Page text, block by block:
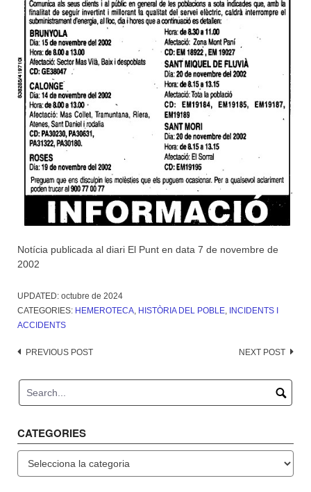
Notícia publicada al diari El Punt en data 7 de novembre de
2002
UPDATED: octubre de 2024
CATEGORIES: HEMEROTECA HISTÒRIA DEL POBLE INCIDENTS I
ACCIDENTS
Post
PREVIOUS POST NEXT POST
CATEGORIES
Categories